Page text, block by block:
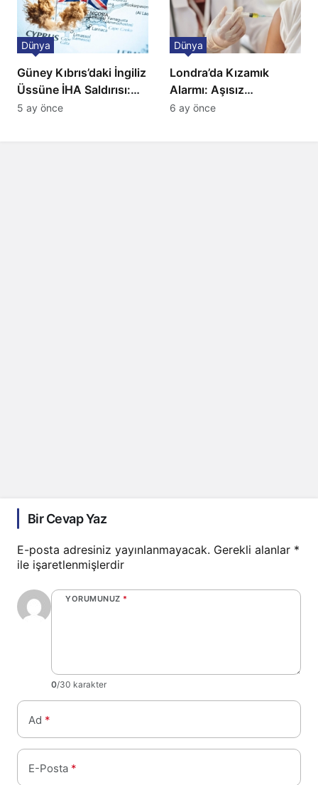
Güney Kıbrıs’daki İngiliz
Üssüne İHA Saldırısı:
Patlama, Sirenler ve
Dünya
5 ay önce
Londra’da Kızamık
Alarmı: Aşısız
Öğrenciler Okullardan
Dünya
6 ay önce
Bir Cevap Yaz
E-posta adresiniz yayınlanmayacak. Gerekli alanlar *
ile işaretlenmişlerdir
YORUMUNUZ *
0/30 karakter
Ad *
E-Posta *